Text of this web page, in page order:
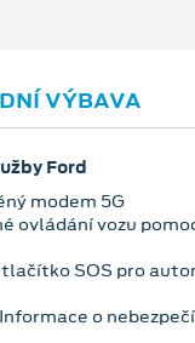
VÝBAVA
Ford
modem 5G
ovládání vozu
SOS pro
o